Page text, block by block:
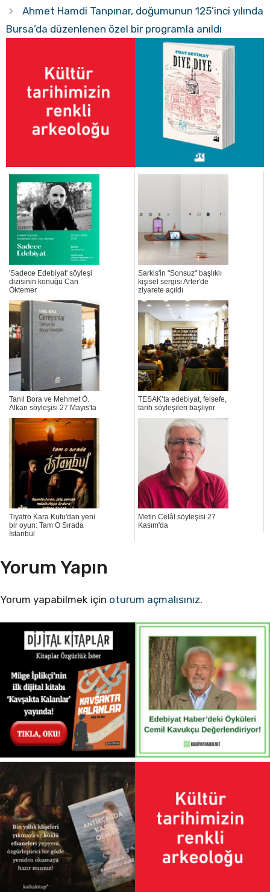
Ahmet Hamdi Tanpınar, doğumunun 125’inci yılında
Bursa’da düzenlenen özel bir programla anıldı
'Sadece Edebiyat' söyleşi
dizisinin konuğu Can
Öktemer
Sarkis'in "Sonsuz" başlıklı
kişisel sergisi Arter'de
ziyarete açıldı
Tanıl Bora ve Mehmet Ö.
Alkan söyleşisi 27 Mayıs'ta
TESAK’ta edebiyat, felsefe,
tarih söyleşileri başlıyor
Tiyatro Kara Kutu'dan yeni
bir oyun: Tam O Sırada
İstanbul
Metin Celâl söyleşisi 27
Kasım'da
Yorum Yapın
Yorum yapabilmek için oturum açmalısınız.